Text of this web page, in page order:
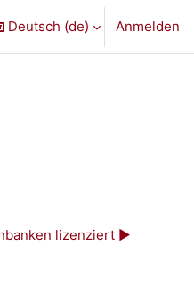
Deutsch ‎(de)‎ Anmelden
lizenziert ▶︎